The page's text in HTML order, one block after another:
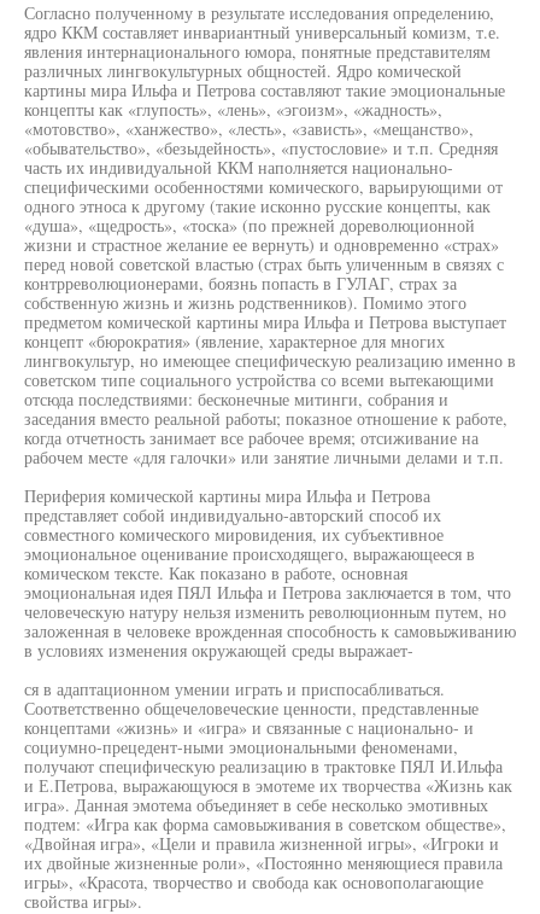
Согласно полученному в результате исследования определению,
ядро ККМ составляет инвариантный универсальный комизм, т.е.
явления интернационального юмора, понятные представителям
различных лингвокультурных общностей. Ядро комической
картины мира Ильфа и Петрова составляют такие эмоциональные
концепты как «глупость», «лень», «эгоизм», «жадность»,
«мотовство», «ханжество», «лесть», «зависть», «мещанство»,
«обывательство», «безыдейность», «пустословие» и т.п. Средняя
часть их индивидуальной ККМ наполняется национально-
специфическими особенностями комического, варьирующими от
одного этноса к другому (такие исконно русские концепты, как
«душа», «щедрость», «тоска» (по прежней дореволюционной
жизни и страстное желание ее вернуть) и одновременно «страх»
перед новой советской властью (страх быть уличенным в связях с
контрреволюционерами, боязнь попасть в ГУЛАГ, страх за
собственную жизнь и жизнь родственников). Помимо этого
предметом комической картины мира Ильфа и Петрова выступает
концепт «бюрократия» (явление, характерное для многих
лингвокультур, но имеющее специфическую реализацию именно в
советском типе социального устройства со всеми вытекающими
отсюда последствиями: бесконечные митинги, собрания и
заседания вместо реальной работы; показное отношение к работе,
когда отчетность занимает все рабочее время; отсиживание на
рабочем месте «для галочки» или занятие личными делами и т.п.
Периферия комической картины мира Ильфа и Петрова
представляет собой индивидуально-авторский способ их
совместного комического мировидения, их субъективное
эмоциональное оценивание происходящего, выражающееся в
комическом тексте. Как показано в работе, основная
эмоциональная идея ПЯЛ Ильфа и Петрова заключается в том, что
человеческую натуру нельзя изменить революционным путем, но
заложенная в человеке врожденная способность к самовыживанию
в условиях изменения окружающей среды выражает-
ся в адаптационном умении играть и приспосабливаться.
Соответственно общечеловеческие ценности, представленные
концептами «жизнь» и «игра» и связанные с национально- и
социумно-прецедент-ными эмоциональными феноменами,
получают специфическую реализацию в трактовке ПЯЛ И.Ильфа
и Е.Петрова, выражающуюся в эмотеме их творчества «Жизнь как
игра». Данная эмотема объединяет в себе несколько эмотивных
подтем: «Игра как форма самовыживания в советском обществе»,
«Двойная игра», «Цели и правила жизненной игры», «Игроки и
их двойные жизненные роли», «Постоянно меняющиеся правила
игры», «Красота, творчество и свобода как основополагающие
свойства игры».